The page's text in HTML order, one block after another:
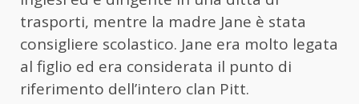
trasporti, mentre la madre Jane è stata
consigliere scolastico. Jane era molto legata
al figlio ed era considerata il punto di
riferimento dell’intero clan Pitt.